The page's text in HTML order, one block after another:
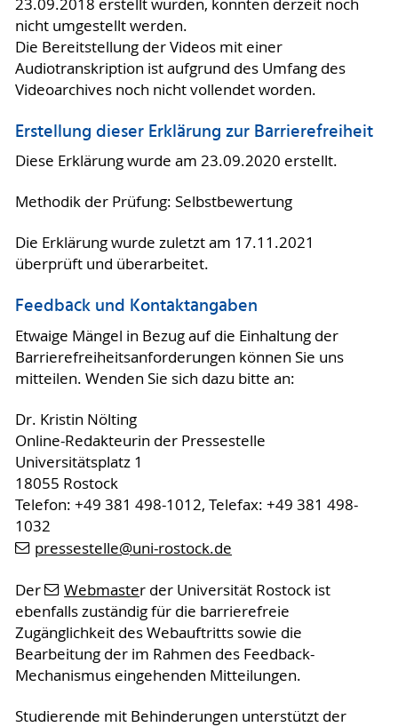
23.09.2018 erstellt wurden, konnten derzeit noch
nicht umgestellt werden.
Die Bereitstellung der Videos mit einer
Audiotranskription ist aufgrund des Umfang des
Videoarchives noch nicht vollendet worden.
Erstellung dieser Erklärung zur Barrierefreiheit
Diese Erklärung wurde am 23.09.2020 erstellt.
Methodik der Prüfung: Selbstbewertung
Die Erklärung wurde zuletzt am 17.11.2021
überprüft und überarbeitet.
Feedback und Kontaktangaben
Etwaige Mängel in Bezug auf die Einhaltung der
Barrierefreiheitsanforderungen können Sie uns
mitteilen. Wenden Sie sich dazu bitte an:
Dr. Kristin Nölting
Online-Redakteurin der Pressestelle
Universitätsplatz 1
18055 Rostock
Telefon: +49 381 498-1012, Telefax: +49 381 498-
1032
pressestelle@uni-rostock.de
Der Webmaster der Universität Rostock ist
ebenfalls zuständig für die barrierefreie
Zugänglichkeit des Webauftritts sowie die
Bearbeitung der im Rahmen des Feedback-
Mechanismus eingehenden Mitteilungen.
Studierende mit Behinderungen unterstützt der